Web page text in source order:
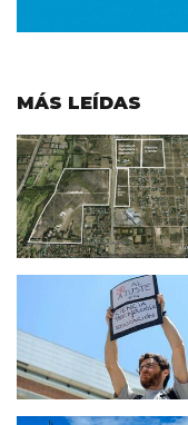
MÁS LEÍDAS
Imagen